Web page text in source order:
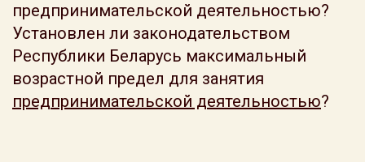
предпринимательской деятельностью?
Установлен ли законодательством
Республики Беларусь максимальный
возрастной предел для занятия
предпринимательской деятельностью?